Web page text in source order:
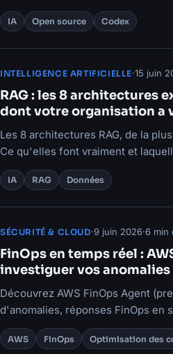
libre.
IA Open source Codex
INTELLIGENCE ARTIFICIELLE·15 juin
RAG : les 8 architectures
dont votre organisation a
Les 8 architectures RAG, de la
Ce qu'elles font vraiment et
IA RAG Données
SÉCURITÉ & CLOUD·9 juin 2026·6 min
FinOps en temps réel :
investiguer vos
Découvrez AWS FinOps Agent
d'anomalies, réponses FinOps en
automatiques, directement pour
AWS FinOps Optimisation des